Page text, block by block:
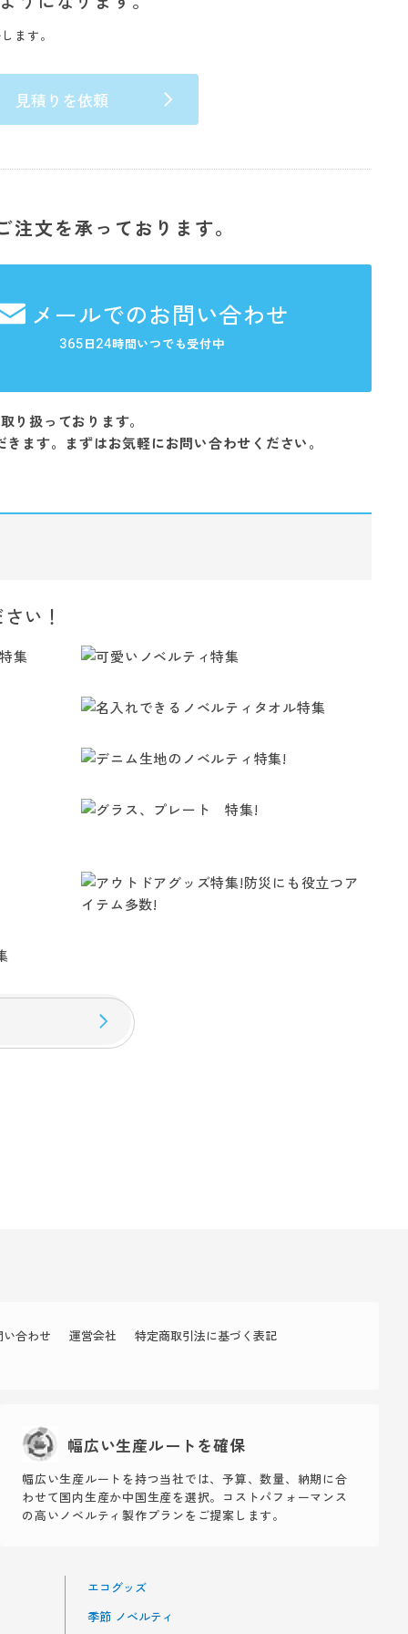
ます。
見積りを依頼
文を承っております。
メールでのお問い合わせ
365日24時間いつでも受付中
り扱っております。
ます。まずはお気軽にお問い合わせください。
い！
い合わせ 運営会社
特定商取引法に基づく表記
幅広い生産ルートを確保
幅広い生産ルートを持つ当社では、予算、数量、納期に合
わせて国内生産か中国生産を選択。コストパフォーマンス
の高いノベルティ製作プランをご提案します。
エコグッズ
季節 ノベルティ